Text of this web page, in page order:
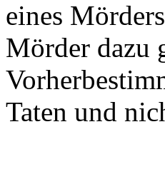
eines
Mörder dazu
Taten und